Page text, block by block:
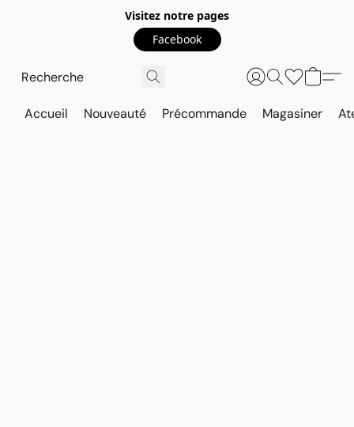
Visitez notre pages
Facebook
Accueil Nouveauté Précommande Magasiner